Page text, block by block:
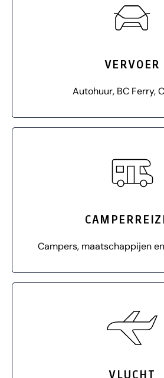
VERVOER
Autohuur, BC Ferry,
Campers, maatschappijen
VLUCHT